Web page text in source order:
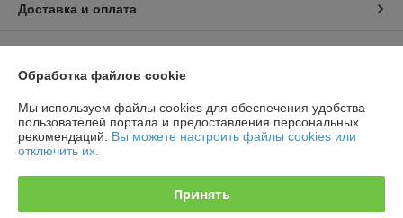
Доставка и оплата
График работы
Политика обработки cookies
Сайт создан на платформе Deal.by
Обработка файлов cookie
Мы используем файлы cookies для обеспечения удобства
пользователей портала и предоставления персональных
рекомендаций. Вы можете настроить файлы cookies или
отключить их.
Принять